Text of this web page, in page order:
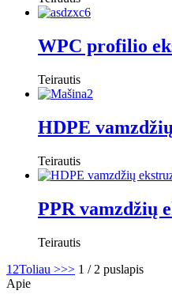
WPC profilio
Teirautis
HDPE
Teirautis
PPR vamzdžių
Teirautis
1 2Toliau >>> 1 / 2 puslapis
Apie